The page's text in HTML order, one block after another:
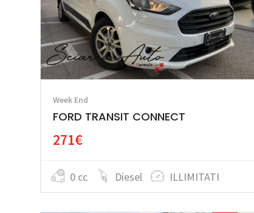
Week End
FORD TRANSIT CONNECT
271€
0 cc Diesel ILLIMITATI